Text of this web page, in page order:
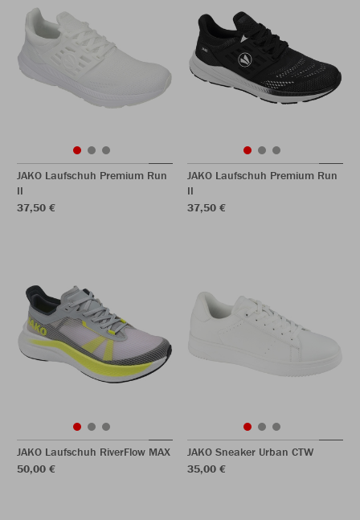
JAKO Laufschuh Premium Run
II
37,50 €
JAKO Laufschuh Premium Run
II
37,50 €
JAKO Laufschuh RiverFlow MAX
50,00 €
JAKO Sneaker Urban CTW
35,00 €